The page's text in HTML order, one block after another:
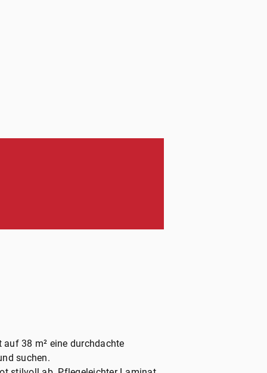
38 m² eine durchdachte
suchen.